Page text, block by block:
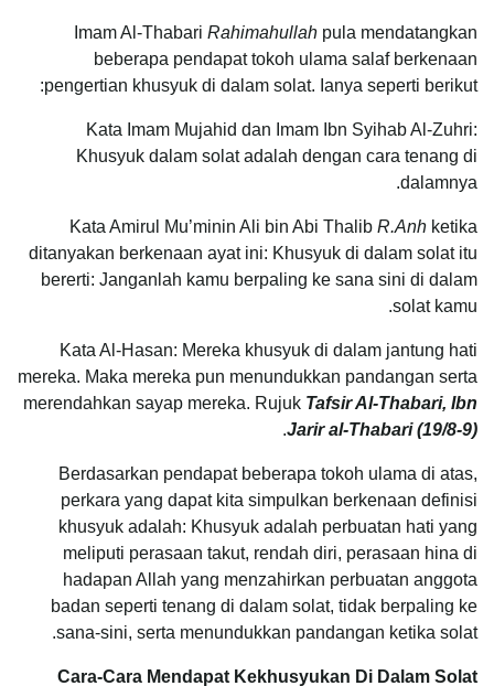
Imam Al-Thabari Rahimahullah pula mendatangkan
beberapa pendapat tokoh ulama salaf berkenaan
pengertian khusyuk di dalam solat. Ianya seperti berikut:
Kata Imam Mujahid dan Imam Ibn Syihab Al-Zuhri:
Khusyuk dalam solat adalah dengan cara tenang di
dalamnya.
Kata Amirul Mu’minin Ali bin Abi Thalib R.Anh ketika
ditanyakan berkenaan ayat ini: Khusyuk di dalam solat itu
bererti: Janganlah kamu berpaling ke sana sini di dalam
solat kamu.
Kata Al-Hasan: Mereka khusyuk di dalam jantung hati
mereka. Maka mereka pun menundukkan pandangan serta
merendahkan sayap mereka. Rujuk Tafsir Al-Thabari, Ibn
Jarir al-Thabari (19/8-9)
.
Berdasarkan pendapat beberapa tokoh ulama di atas,
perkara yang dapat kita simpulkan berkenaan definisi
khusyuk adalah: Khusyuk adalah perbuatan hati yang
meliputi perasaan takut, rendah diri, perasaan hina di
hadapan Allah yang menzahirkan perbuatan anggota
badan seperti tenang di dalam solat, tidak berpaling ke
sana-sini, serta menundukkan pandangan ketika solat.
Cara-Cara Mendapat Kekhusyukan Di Dalam Solat